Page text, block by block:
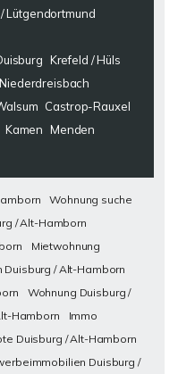
Lütgendortmund
Krefeld / Hüls
Niederdreisbach
Castrop-Rauxel
Kamen Menden
Wohnung suche
/ Alt-Hamborn
Mietwohnung
Duisburg / Alt-Hamborn
Wohnung Duisburg /
Hamborn
Immo
Duisburg / Alt-Hamborn
Duisburg /